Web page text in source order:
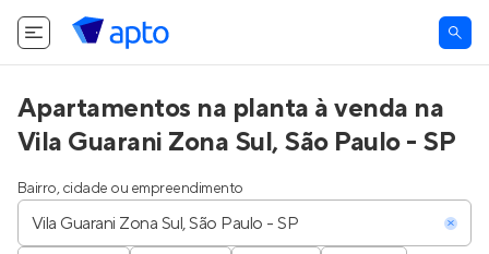
Apartamentos na planta à venda na
Vila Guarani Zona Sul, São Paulo - SP
Bairro, cidade ou empreendimento